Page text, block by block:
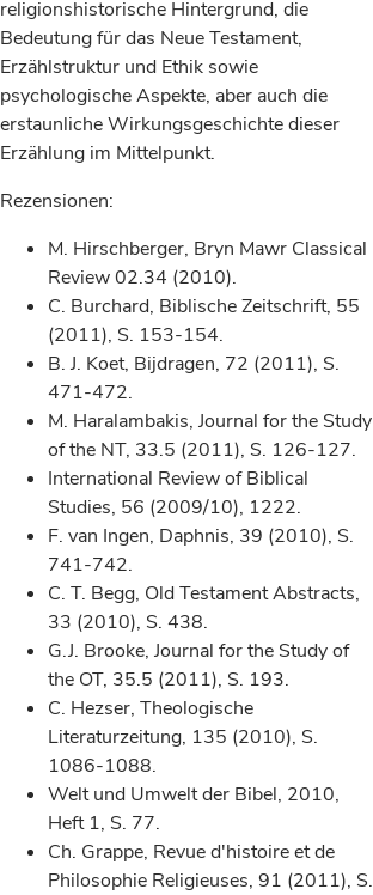
religionshistorische Hintergrund, die
Bedeutung für das Neue Testament,
Erzählstruktur und Ethik sowie
psychologische Aspekte, aber auch die
erstaunliche Wirkungsgeschichte dieser
Erzählung im Mittelpunkt.
Rezensionen:
M. Hirschberger, Bryn Mawr Classical
Review 02.34 (2010).
C. Burchard, Biblische Zeitschrift, 55
(2011), S. 153-154.
B. J. Koet, Bijdragen, 72 (2011), S.
471-472.
M. Haralambakis, Journal for the Study
of the NT, 33.5 (2011), S. 126-127.
International Review of Biblical
Studies, 56 (2009/10), 1222.
F. van Ingen, Daphnis, 39 (2010), S.
741-742.
C. T. Begg, Old Testament Abstracts,
33 (2010), S. 438.
G.J. Brooke, Journal for the Study of
the OT, 35.5 (2011), S. 193.
C. Hezser, Theologische
Literaturzeitung, 135 (2010), S.
1086-1088.
Welt und Umwelt der Bibel, 2010,
Heft 1, S. 77.
Ch. Grappe, Revue d'histoire et de
Philosophie Religieuses, 91 (2011), S.